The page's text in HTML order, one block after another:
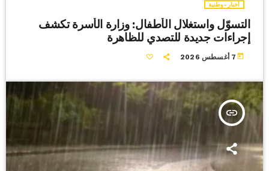
أخبار-وطنية
التسوّل واستغلال الأطفال: وزارة الأسرة تكشف
إجراءات جديدة للتصدي للظاهرة
today 7 أغسطس 2026
insert_link